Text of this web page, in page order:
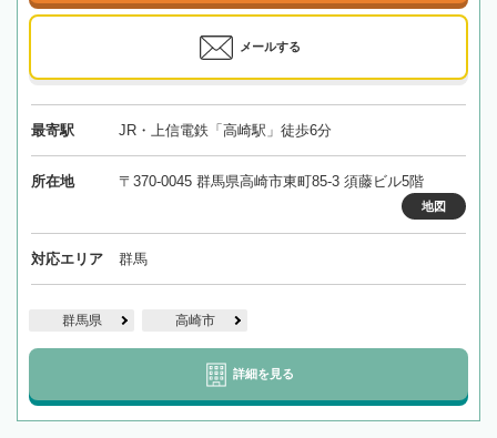
メールする
最寄駅 JR・上信電鉄「高崎駅」徒歩6分
所在地 〒370-0045 群馬県高崎市東町85-3 須藤ビル5階
地図
対応エリア 群馬
群馬県 高崎市
詳細を見る